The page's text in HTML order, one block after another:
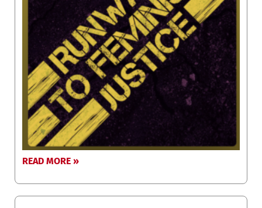
READ MORE »